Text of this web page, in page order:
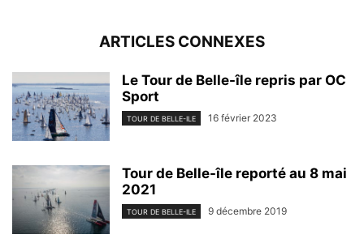
ARTICLES CONNEXES
Le Tour de Belle-île repris par OC
Sport
TOUR DE BELLE-ILE 16 février 2023
Tour de Belle-île reporté au 8 mai
2021
TOUR DE BELLE-ILE 9 décembre 2019